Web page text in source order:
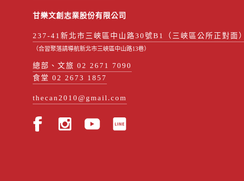
甘樂文創志業股份有限公司
237-41新北市三峽區中山路30號B1（三峽區公所正對面）
（合習聚落請導航新北市三峽區中山路13巷）
總部、文旅 02 2671 7090
食堂 02 2673 1857
thecan2010@gmail.com